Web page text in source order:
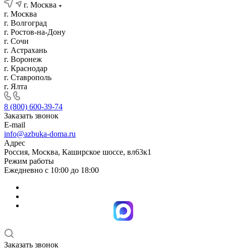
г. Москва
г. Москва
г. Волгоград
г. Ростов-на-Дону
г. Сочи
г. Астрахань
г. Воронеж
г. Краснодар
г. Ставрополь
г. Ялта
8 (800) 600-39-74
Заказать звонок
E-mail
info@azbuka-doma.ru
Адрес
Россия, Москва, Каширское шоссе, вл63к1
Режим работы
Ежедневно с 10:00 до 18:00
Заказать звонок